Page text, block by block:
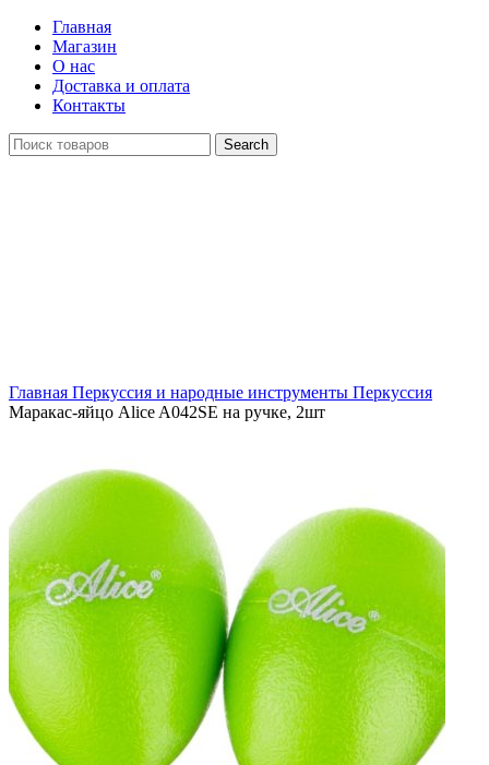
Главная
Магазин
О нас
Доставка и оплата
Контакты
Search
Главная Перкуссия и народные инструменты Перкуссия
Маракас-яйцо Alice A042SE на ручке, 2шт